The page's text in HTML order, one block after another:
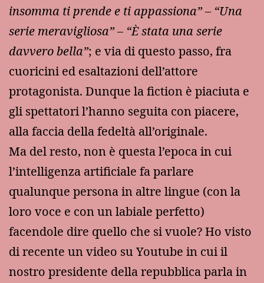
insomma ti prende e ti appassiona” – “Una
serie meravigliosa” – “È stata una serie
davvero bella”; e via di questo passo, fra
cuoricini ed esaltazioni dell’attore
protagonista. Dunque la fiction è piaciuta e
gli spettatori l’hanno seguita con piacere,
alla faccia della fedeltà all’originale.
Ma del resto, non è questa l’epoca in cui
l’intelligenza artificiale fa parlare
qualunque persona in altre lingue (con la
loro voce e con un labiale perfetto)
facendole dire quello che si vuole? Ho visto
di recente un video su Youtube in cui il
nostro presidente della repubblica parla in